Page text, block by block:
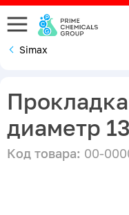
Simax
диаметр
Код товара: 00-